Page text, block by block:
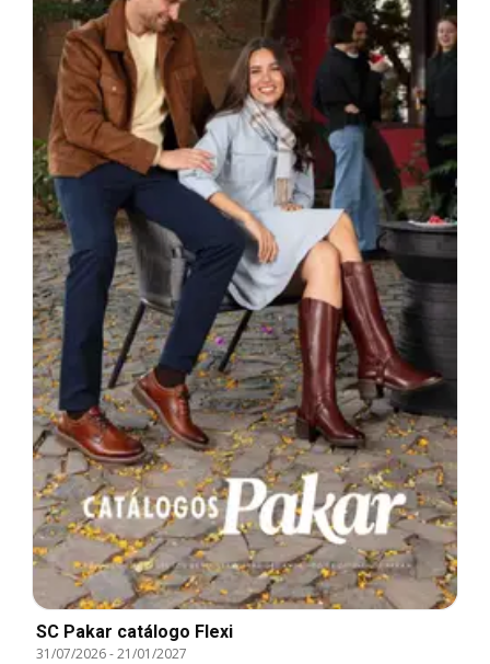
SC Pakar catálogo Flexi
31/07/2026-21/01/2027